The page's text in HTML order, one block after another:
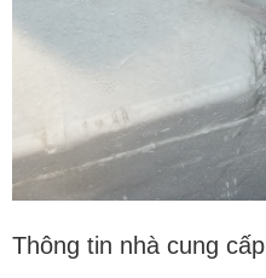
Thông tin nhà cung cấp